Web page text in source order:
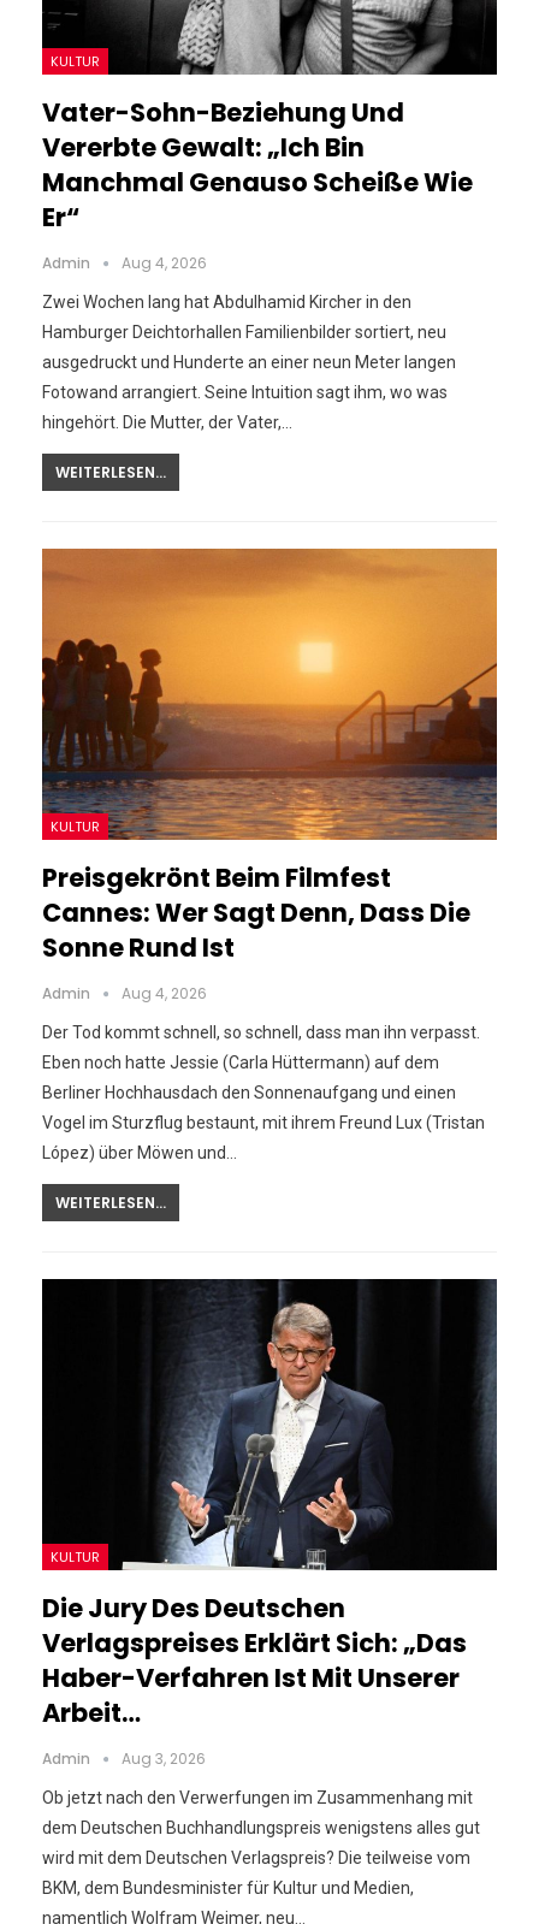
KULTUR
Vater-Sohn-Beziehung Und
Vererbte Gewalt: „Ich Bin
Manchmal Genauso Scheiße Wie
Er“
Admin Aug 4, 2026
Zwei Wochen lang hat Abdulhamid Kircher in den
Hamburger Deichtorhallen Familienbilder sortiert, neu
ausgedruckt und Hunderte an einer neun Meter langen
Fotowand arrangiert. Seine Intuition sagt ihm, wo was
hingehört. Die Mutter, der Vater,…
WEITERLESEN...
KULTUR
Preisgekrönt Beim Filmfest
Cannes: Wer Sagt Denn, Dass Die
Sonne Rund Ist
Admin Aug 4, 2026
Der Tod kommt schnell, so schnell, dass man ihn verpasst.
Eben noch hatte Jessie (Carla Hüttermann) auf dem
Berliner Hochhausdach den Sonnenaufgang und einen
Vogel im Sturzflug bestaunt, mit ihrem Freund Lux (Tristan
López) über Möwen und…
WEITERLESEN...
KULTUR
Die Jury Des Deutschen
Verlagspreises Erklärt Sich: „Das
Haber-Verfahren Ist Mit Unserer
Arbeit…
Admin Aug 3, 2026
Ob jetzt nach den Verwerfungen im Zusammenhang mit
dem Deutschen Buchhandlungspreis wenigstens alles gut
wird mit dem Deutschen Verlagspreis? Die teilweise vom
BKM, dem Bundesminister für Kultur und Medien,
namentlich Wolfram Weimer, neu…